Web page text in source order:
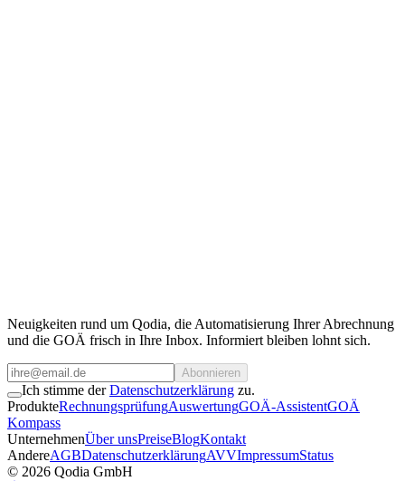
Neuigkeiten rund um Qodia, die Automatisierung Ihrer Abrechnung
und die GOÄ frisch in Ihre Inbox. Informiert bleiben lohnt sich.
Abonnieren
Ich stimme der Datenschutzerklärung zu.
ProdukteRechnungsprüfungAuswertungGOÄ-AssistentGOÄ
Kompass
UnternehmenÜber unsPreiseBlogKontakt
AndereAGBDatenschutzerklärungAVVImpressumStatus
© 2026 Qodia GmbH